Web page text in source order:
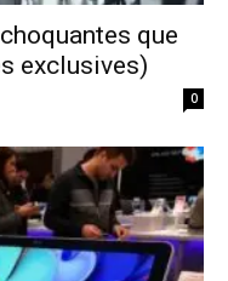
que
exclusives)
0